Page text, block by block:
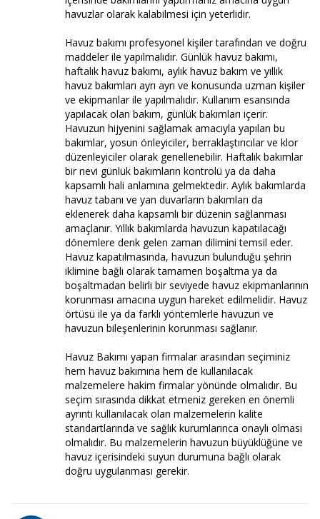
havuzlar olarak kalabilmesi için yeterlidir.
Havuz bakımı profesyonel kişiler tarafından ve doğru
maddeler ile yapılmalıdır. Günlük havuz bakımı,
haftalık havuz bakımı, aylık havuz bakım ve yıllık
havuz bakımları ayrı ayrı ve konusunda uzman kişiler
ve ekipmanlar ile yapılmalıdır. Kullanım esansında
yapılacak olan bakım, günlük bakımları içerir.
Havuzun hijyenini sağlamak amacıyla yapılan bu
bakımlar, yosun önleyiciler, berraklaştırıcılar ve klor
düzenleyiciler olarak genellenebilir. Haftalık bakımlar
bir nevi günlük bakımların kontrolü ya da daha
kapsamlı hali anlamına gelmektedir. Aylık bakımlarda
havuz tabanı ve yan duvarların bakımları da
eklenerek daha kapsamlı bir düzenin sağlanması
amaçlanır. Yıllık bakımlarda havuzun kapatılacağı
dönemlere denk gelen zaman dilimini temsil eder.
Havuz kapatılmasında, havuzun bulunduğu şehrin
iklimine bağlı olarak tamamen boşaltma ya da
boşaltmadan belirli bir seviyede havuz ekipmanlarının
korunması amacına uygun hareket edilmelidir. Havuz
örtüsü ile ya da farklı yöntemlerle havuzun ve
havuzun bileşenlerinin korunması sağlanır.
Havuz Bakımı yapan firmalar arasından seçiminiz
hem havuz bakımına hem de kullanılacak
malzemelere hakim firmalar yönünde olmalıdır. Bu
seçim sırasında dikkat etmeniz gereken en önemli
ayrıntı kullanılacak olan malzemelerin kalite
standartlarında ve sağlık kurumlarınca onaylı olması
olmalıdır. Bu malzemelerin havuzun büyüklüğüne ve
havuz içerisindeki suyun durumuna bağlı olarak
doğru uygulanması gerekir.